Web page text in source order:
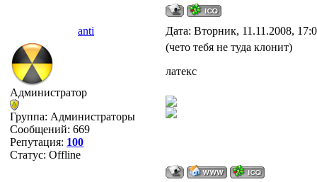
anti Дата: Вторник, 11.11.2008,
Администратор
Группа: Администраторы
Сообщений: 669
Репутация: 100
Статус: Offline
(чето тебя не туда клонит)
латекс